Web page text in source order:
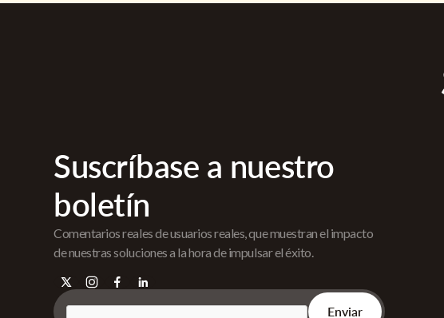
Suscríbase a nuestro
boletín
Comentarios reales de usuarios reales, que muestran el impacto
de nuestras soluciones a la hora de impulsar el éxito.